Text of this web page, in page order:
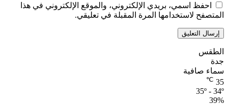
احفظ اسمي، بريدي الإلكتروني، والموقع الإلكتروني في هذا
المتصفح لاستخدامها المرة المقبلة في تعليقي.
الطقس
جدة
سماء صافية
35
℃
35º - 34º
39%